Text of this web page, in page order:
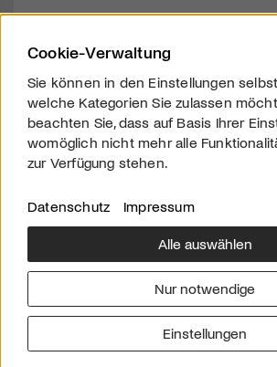
Über uns
Downloads
Werben
Cookie-Verwaltung
Sie können in den Einstellungen
welche Kategorien Sie zulassen
beachten Sie, dass auf Basis Ihrer
womöglich nicht mehr alle
zur Verfügung stehen.
Datenschutz Impressum
Alle auswählen
Nur notwendige
Einstellungen